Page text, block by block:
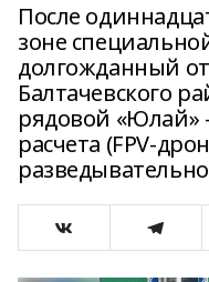
После
зоне
долгожданный
Балтачевского
рядовой «Юлай»
расчета (FPV-